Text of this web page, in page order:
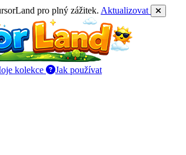
pro plný zážitek. Aktualizovat
kolekce
Jak používat